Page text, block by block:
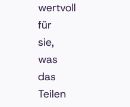
wertvoll
für
sie,
was
das
Teilen